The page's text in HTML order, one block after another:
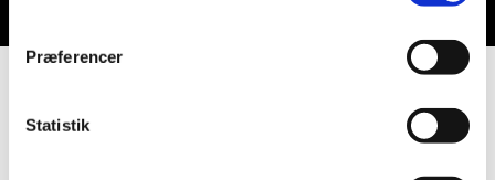
Præferencer
Statistik